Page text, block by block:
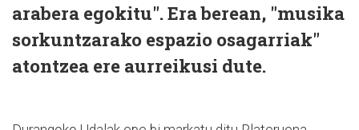
arabera egokitu". Era berean, "musika
sorkuntzarako espazio osagarriak"
atontzea ere aurreikusi dute.